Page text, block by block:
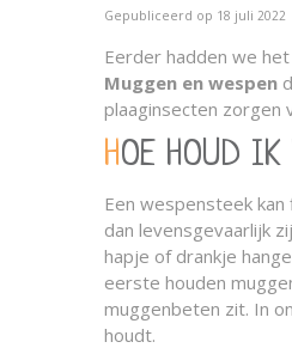
Gepubliceerd op 18 juli 2022
Eerder hadden we
Muggen en wespen
plaaginsecten zorgen
HOE HOUD
Een wespensteek
dan levensgevaarlijk
hapje of drankje
eerste houden
muggenbeten zit. In
houdt.